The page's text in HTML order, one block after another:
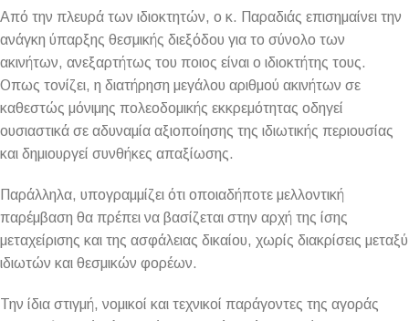
Από την πλευρά των ιδιοκτητών, ο κ. Παραδιάς επισημαίνει την
ανάγκη ύπαρξης θεσμικής διεξόδου για το σύνολο των
ακινήτων, ανεξαρτήτως του ποιος είναι ο ιδιοκτήτης τους.
Οπως τονίζει, η διατήρηση μεγάλου αριθμού ακινήτων σε
καθεστώς μόνιμης πολεοδομικής εκκρεμότητας οδηγεί
ουσιαστικά σε αδυναμία αξιοποίησης της ιδιωτικής περιουσίας
και δημιουργεί συνθήκες απαξίωσης.
Παράλληλα, υπογραμμίζει ότι οποιαδήποτε μελλοντική
παρέμβαση θα πρέπει να βασίζεται στην αρχή της ίσης
μεταχείρισης και της ασφάλειας δικαίου, χωρίς διακρίσεις μεταξύ
ιδιωτών και θεσμικών φορέων.
Την ίδια στιγμή, νομικοί και τεχνικοί παράγοντες της αγοράς